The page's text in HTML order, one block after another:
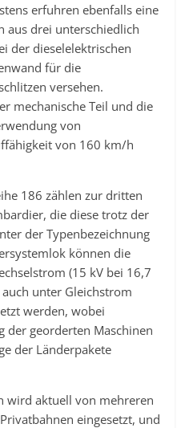
erfuhren ebenfalls eine
aus drei unterschiedlich
der dieselelektrischen
für die
versehen.
mechanische Teil und die
von
von 160 km/h
186 zählen zur dritten
die diese trotz der
der Typenbezeichnung
können die
(15 kV bei 16,7
unter Gleichstrom
werden, wobei
der georderten Maschinen
der Länderpakete
wird aktuell von mehreren
eingesetzt, und